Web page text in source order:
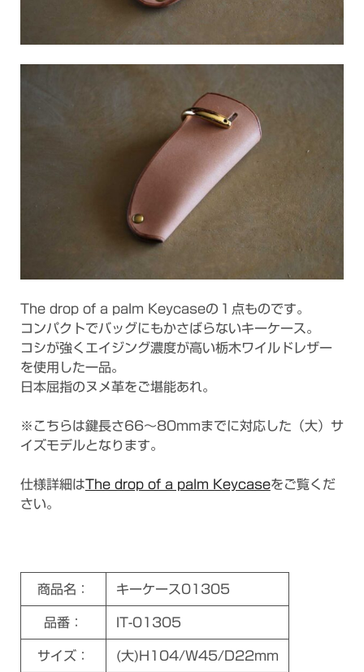
The drop of a palm Keycaseの１点ものです。
コンパクトでバッグにもかさばらないキーケース。
コシが強くエイジング濃度が高い栃木ワイルドレザー
を使用した一品。
日本屈指のヌメ革をご堪能あれ。
※こちらは鍵長さ66～80mmまでに対応した（大）サ
イズモデルとなります。
仕様詳細はThe drop of a palm Keycaseをご覧くだ
さい。
商品名： キーケース01305
品番： IT-01305
サイズ： (大)H104/W45/D22mm